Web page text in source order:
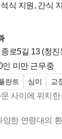
식 지원, 간식
로5길 13 (청
인 미만근무중
란트 심미 교
사이에 위치
한 연령대의